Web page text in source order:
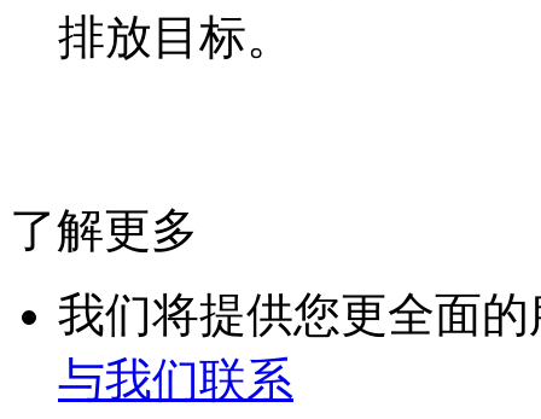
排放目标。
了解更多
我们将提供您更全面的
与我们联系